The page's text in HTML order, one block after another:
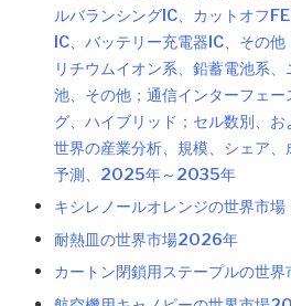
ルバランシングIC、カットオフ
IC、バッテリー充電器IC、その他
リチウムイオン系、鉛蓄電池系
池、その他；通信インターフェ
グ、ハイブリッド；セル数別、お
世界の産業分析、規模、シェア
予測、2025年～2035年
キシレノールオレンジの世界市場
耐熱皿の世界市場2026年
カートン閉鎖用ステープルの世